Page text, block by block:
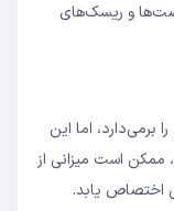
و ریسک‌های
برمی‌دارد، اما این
ممکن است میزانی از
اختصاص یابد.